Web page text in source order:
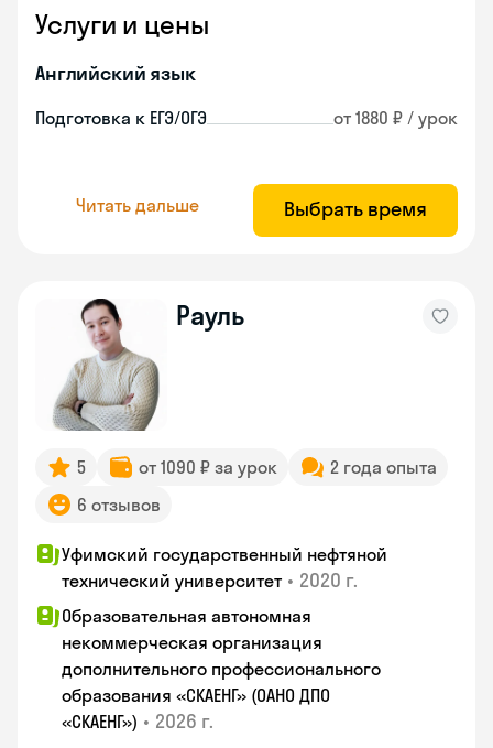
Услуги и цены
Английский язык
Подготовка к ЕГЭ/ОГЭ от 1880 ₽ / урок
Читать дальше Выбрать время
Рауль
5 от 1090 ₽ за урок
2 года опыта
6 отзывов
Уфимский государственный нефтяной
технический университет • 2020 г.
Образовательная автономная
некоммерческая организация
дополнительного профессионального
образования «СКАЕНГ» (ОАНО ДПО
«СКАЕНГ») • 2026 г.